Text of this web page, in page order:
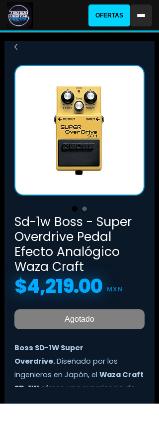
OFERTAS
Sd-1w Boss - Super
Overdrive Pedal
Efecto Analógico
Waza Craft
$4,219.00 MXN
Agotado
Boss SD-1W Super
Overdrive.Diseñado por los
ingenieros en Japón, el Waza Craft
SD-1W ofrece una experiencia de
pedal premium que enamorará a